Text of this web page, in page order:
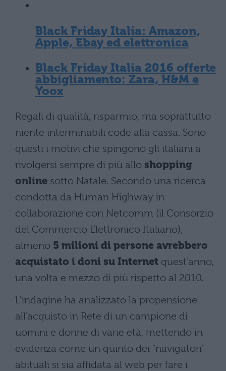
Black Friday Italia: Amazon,
Apple, Ebay ed elettronica
Black Friday Italia 2016 offerte
abbigliamento: Zara, H&M e
Yoox
Regali di qualità, risparmio, ma soprattutto
niente interminabili code alla cassa. Sono
questi i motivi che spingono gli italiani a
rivolgersi sempre di più allo shopping
online sotto Natale. Secondo una ricerca
condotta da Human Highway in
collaborazione con Netcomm (il Consorzio
del Commercio Elettronico Italiano),
almeno 5 milioni di persone avrebbero
acquistato i doni su Internet quest'anno,
una volta e mezzo di più rispetto al 2010.
L'indagine ha analizzato la propensione
all'acquisto in Rete di un campione di
uomini e donne di varie età, mettendo in
evidenza come un quinto dei "navigatori"
abituali si sia affidata al web per fare i